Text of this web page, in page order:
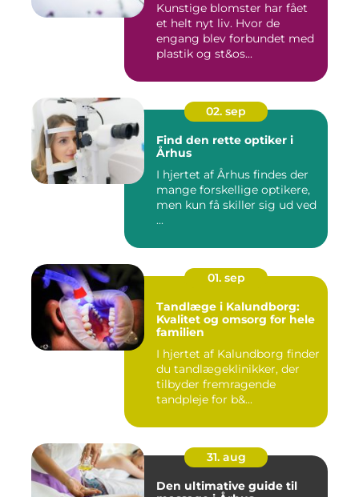
Kunstige blomster har fået
et helt nyt liv. Hvor de
engang blev forbundet med
plastik og st&os...
02. sep
Find den rette optiker i
Århus
I hjertet af Århus findes der
mange forskellige optikere,
men kun få skiller sig ud ved
...
01. sep
Tandlæge i Kalundborg:
Kvalitet og omsorg for hele
familien
I hjertet af Kalundborg finder
du tandlægeklinikker, der
tilbyder fremragende
tandpleje for b&...
31. aug
Den ultimative guide til